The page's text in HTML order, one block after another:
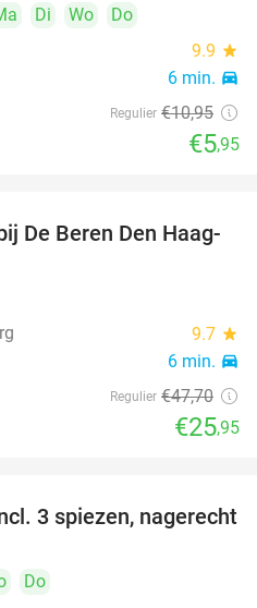
Di Wo
Do
9.9 star
6 min. directions_car
Regulier €10,95
€5,95
46%
De Beren Den Haag-
9.7 star
6 min. directions_car
Regulier €47,70
€25,95
34%
3 spiezen, nagerecht
Do